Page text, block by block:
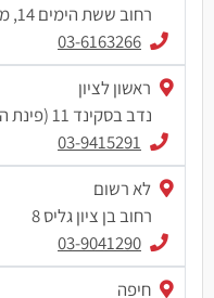
רחוב ששת הימים 14, מול קניון איילון
03-6163266
ראשון לציון
נדב בסקינד 11 (פינת האצל 2)
03-9415291
לא רשום
רחוב בן ציון גליס 8
03-9041290
חיפה